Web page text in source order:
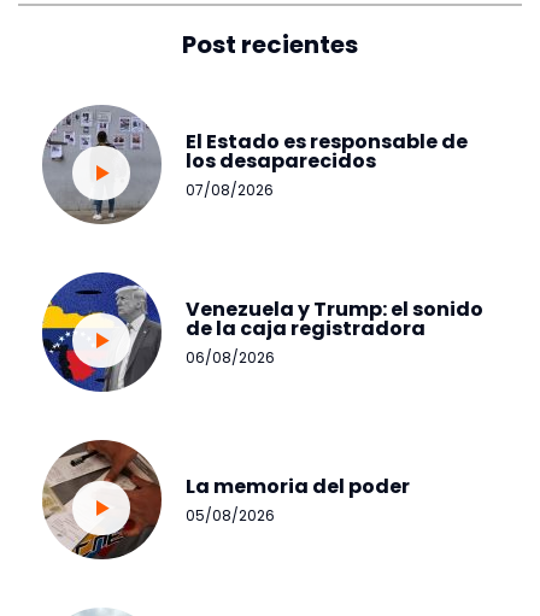
Post recientes
El Estado es responsable de
los desaparecidos
07/08/2026
Venezuela y Trump: el sonido
de la caja registradora
06/08/2026
La memoria del poder
05/08/2026